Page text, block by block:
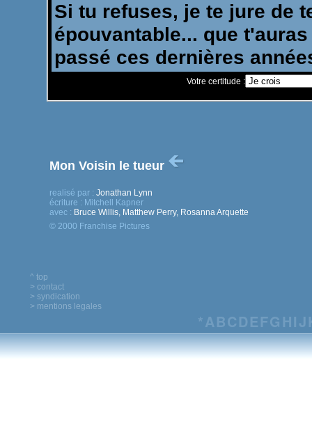
Votre certitude :
Mon Voisin le tueur
realisé par : Jonathan Lynn
écriture : Mitchell Kapner
avec : Bruce Willis, Matthew Perry, Rosanna Arquette
© 2000 Franchise Pictures
^ top
> contact
> syndication
> mentions legales
*ABCDEFG HIJ